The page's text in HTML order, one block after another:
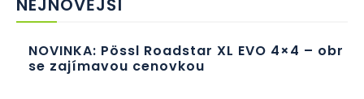
NEJNOVĚJŠÍ
NOVINKA: Pössl Roadstar XL EVO 4×4 – obr
se zajímavou cenovkou